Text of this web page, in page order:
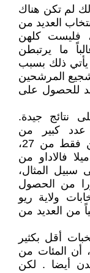
لذلك لم تكن هناك
العديد من
فليست كلهن
ما يرتبطن
يأتي ذلك بسبب
المرشحين
للحصول على
نتائج جيدة.
كبير من
الأصوات. لسوء الحظ، تم أنتخاب اثنتين فقط من 27،
فالاداو من
سبيل المثال،
من الحصول
ولاية ريو
من العديد من
أقل بكثير
أن المئات من
أيضا . لكن